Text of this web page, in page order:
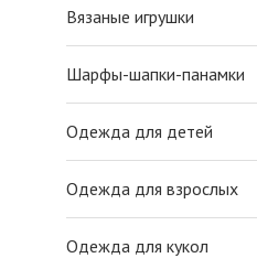
Вязаные игрушки
Шарфы-шапки-панамки
Одежда для детей
Одежда для взрослых
Одежда для кукол